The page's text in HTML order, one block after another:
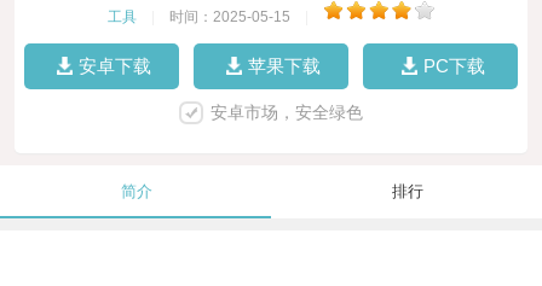
工具 时间：2025-05-15
安卓下载 苹果下载 PC下载
安卓市场，安全绿色
简介 排行